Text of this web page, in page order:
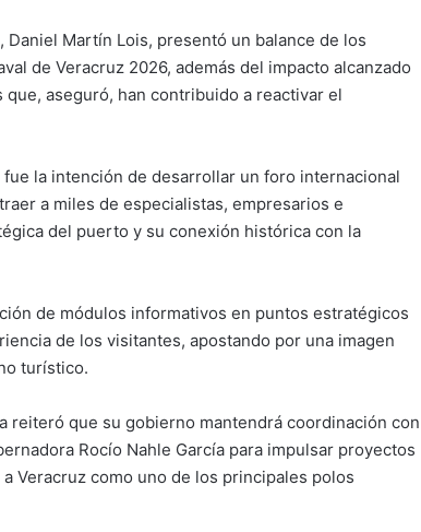
Martín Lois, presentó un balance de los
de Veracruz 2026, además del impacto alcanzado
aseguró, han contribuido a reactivar el
la intención de desarrollar un foro internacional
a miles de especialistas, empresarios e
del puerto y su conexión histórica con la
de módulos informativos en puntos estratégicos
de los visitantes, apostando por una imagen
turístico.
reiteró que su gobierno mantendrá coordinación con
Rocío Nahle García para impulsar proyectos
Veracruz como uno de los principales polos